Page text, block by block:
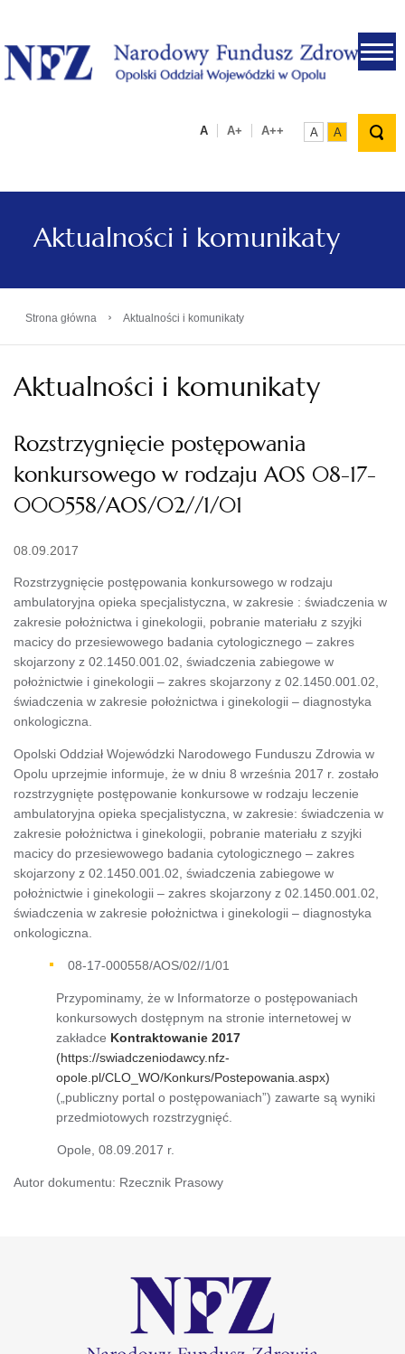
.
A A+ A++ A A
Aktualności i komunikaty
Strona główna › Aktualności i komunikaty
Aktualności i komunikaty
Rozstrzygnięcie postępowania
konkursowego w rodzaju AOS 08-17-
000558/AOS/02//1/01
08.09.2017
Rozstrzygnięcie postępowania konkursowego w rodzaju
ambulatoryjna opieka specjalistyczna, w zakresie : świadczenia w
zakresie położnictwa i ginekologii, pobranie materiału z szyjki
macicy do przesiewowego badania cytologicznego – zakres
skojarzony z 02.1450.001.02, świadczenia zabiegowe w
położnictwie i ginekologii – zakres skojarzony z 02.1450.001.02,
świadczenia w zakresie położnictwa i ginekologii – diagnostyka
onkologiczna.
Opolski Oddział Wojewódzki Narodowego Funduszu Zdrowia w
Opolu uprzejmie informuje, że w dniu 8 września 2017 r. zostało
rozstrzygnięte postępowanie konkursowe w rodzaju leczenie
ambulatoryjna opieka specjalistyczna, w zakresie: świadczenia w
zakresie położnictwa i ginekologii, pobranie materiału z szyjki
macicy do przesiewowego badania cytologicznego – zakres
skojarzony z 02.1450.001.02, świadczenia zabiegowe w
położnictwie i ginekologii – zakres skojarzony z 02.1450.001.02,
świadczenia w zakresie położnictwa i ginekologii – diagnostyka
onkologiczna.
08-17-000558/AOS/02//1/01
Przypominamy, że w Informatorze o postępowaniach
konkursowych dostępnym na stronie internetowej w
zakładce Kontraktowanie 2017
(https://swiadczeniodawcy.nfz-
opole.pl/CLO_WO/Konkurs/Postepowania.aspx)
(„publiczny portal o postępowaniach”) zawarte są wyniki
przedmiotowych rozstrzygnięć.
Opole, 08.09.2017 r.
Autor dokumentu: Rzecznik Prasowy